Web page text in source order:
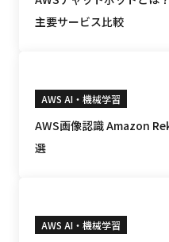
主要サービス比較
AWS AI・機械学習
AWS画像認識 Amazon
選
AWS AI・機械学習